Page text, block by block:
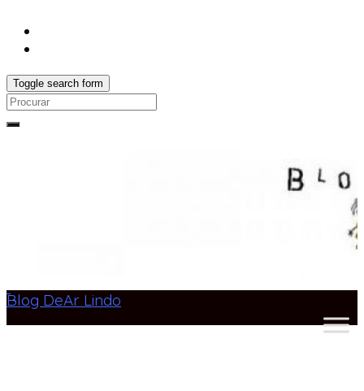
Toggle search form
Search
Blog DeAr Lindo